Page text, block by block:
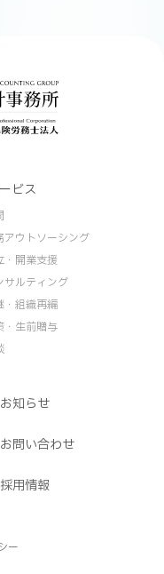
ビス
アウトソーシング
・開業支援
サルティング
・組織再編
・生前贈与
お知らせ
お問い合わせ
採用情報
ー